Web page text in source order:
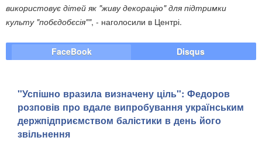
використовує дітей як "живу декорацію" для підтримки
культу "побєдобєсія"", - наголосили в Центрі.
FaceBook Disqus
"Успішно вразила визначену ціль": Федоров
розповів про вдале випробування українським
держпідприємством балістики в день його
звільнення